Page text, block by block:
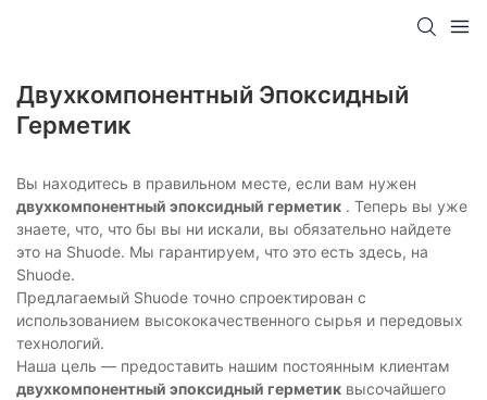
Двухкомпонентный Эпоксидный
Герметик
Вы находитесь в правильном месте, если вам нужен
двухкомпонентный эпоксидный герметик . Теперь вы уже
знаете, что, что бы вы ни искали, вы обязательно найдете
это на Shuode. Мы гарантируем, что это есть здесь, на
Shuode.
Предлагаемый Shuode точно спроектирован с
использованием высококачественного сырья и передовых
технологий.
Наша цель — предоставить нашим постоянным клиентам
двухкомпонентный эпоксидный герметик высочайшего